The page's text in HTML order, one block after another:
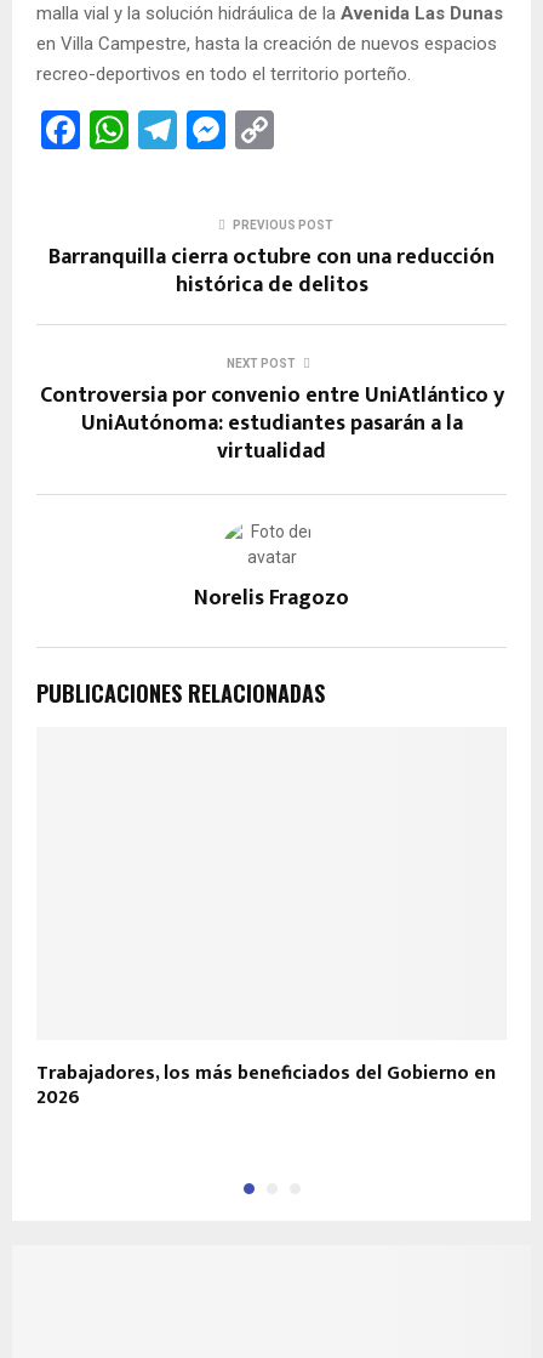
malla vial y la solución hidráulica de la Avenida Las Dunas
en Villa Campestre, hasta la creación de nuevos espacios
recreo-deportivos en todo el territorio porteño.
F
b
o
W
s
p
T
gr
a
m
M
n
g
er
Li
n
k
PREVIOUS POST
Barranquilla cierra octubre con una reducción
histórica de delitos
NEXT POST
Controversia por convenio entre UniAtlántico y
UniAutónoma: estudiantes pasarán a la
virtualidad
Norelis Fragozo
PUBLICACIONES RELACIONADAS
Trabajadores, los más beneficiados del Gobierno en
2026